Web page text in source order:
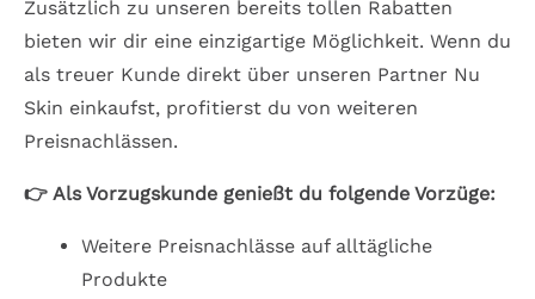
Zusätzlich zu unseren bereits tollen Rabatten
bieten wir dir eine einzigartige Möglichkeit. Wenn du
als treuer Kunde direkt über unseren Partner Nu
Skin einkaufst, profitierst du von weiteren
Preisnachlässen.
👉 Als Vorzugskunde genießt du folgende Vorzüge:
Weitere Preisnachlässe auf alltägliche
Produkte